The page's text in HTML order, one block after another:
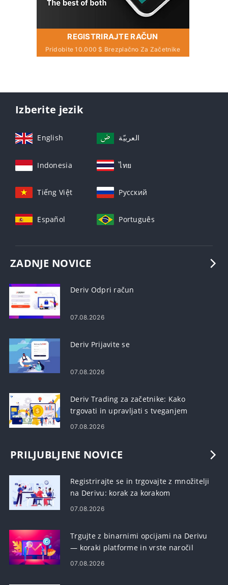
REGISTRIRAJTE RAČUN
Pridobite 10.000 $ Brezplačno Za Začetnike
Izberite jezik
English العربيّة
Indonesia ไทย
Tiếng Việt Русский
Español Português
ZADNJE NOVICE
Deriv Odpri račun
07.08.2026
Deriv Prijavite se
07.08.2026
Deriv Trading za začetnike: Kako
trgovati in upravljati s tveganjem
07.08.2026
PRILJUBLJENE NOVICE
Registrirajte se in trgovajte z množitelji
na Derivu: korak za korakom
07.08.2026
Trgujte z binarnimi opcijami na Derivu
— koraki platforme in vrste naročil
07.08.2026